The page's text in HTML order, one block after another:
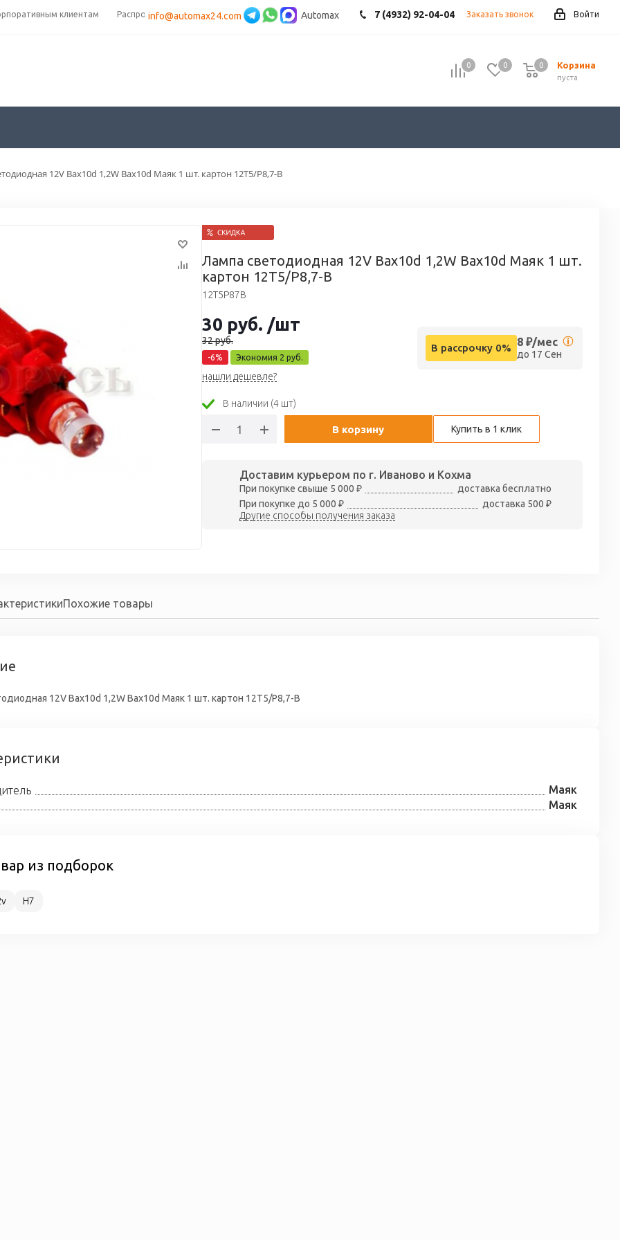
клиентам Распродажа Войти
7 (4932) 92-04-04 Заказать звонок
info@automax24.com Automax
0 0 Корзина
пуста
0
12V Bax10d 1,2W Bax10d Маяк 1 шт. картон 12T5/P8,7-B
Лампа светодиодная 12V Bax10d 1,2W Bax10d Маяк 1 шт.
картон 12T5/P8,7-B
12T5P87B
30 руб. /шт
32руб.
-6% Экономия 2 руб.
нашли дешевле?
В рассрочку 0% 8 ₽/мес
до 17 Сен
В наличии (4 шт)
В корзину Купить в 1 клик
Доставим курьером по г. Иваново и Кохма
При покупке свыше 5 000 ₽
доставка бесплатно
При покупке до 5 000 ₽
доставка 500 ₽
Другие способы получения заказа
Похожие товары
12V Bax10d 1,2W Bax10d Маяк 1 шт. картон 12T5/P8,7-B
Маяк
Маяк
из подборок
H7